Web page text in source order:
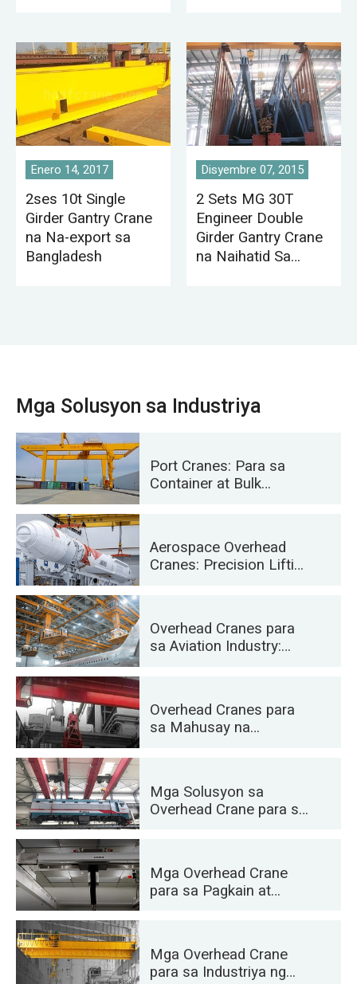
Enero 14, 2017
2ses 10t Single
Girder Gantry Crane
na Na-export sa
Bangladesh
Disyembre 07, 2015
2 Sets MG 30T
Engineer Double
Girder Gantry Crane
na Naihatid Sa
Mga Solusyon sa Industriya
Port Cranes: Para sa
Container at Bulk
Aerospace Overhead
Cranes: Precision Lifting
Overhead Cranes para
sa Aviation Industry:
Sasakyang
Panghimpapawid
Overhead Cranes para
sa Mahusay na
Precast Concrete
Mga Solusyon sa
Overhead Crane para sa
ng Rolling Stock, at
Paghawak ng Container
Mga Overhead Crane
para sa Pagkain at
para sa Mahusay na
Paghawak
Mga Overhead Crane
para sa Industriya ng